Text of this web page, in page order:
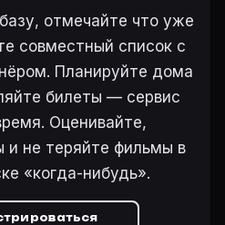
·Как вести watchlist
гора (2005)·
«Портрет Дориана
отмечайте что уже
совместный список с
Планируйте дома
билеты — сервис
Оценивайте,
и не теряйте фильмы в
«когда-нибудь».